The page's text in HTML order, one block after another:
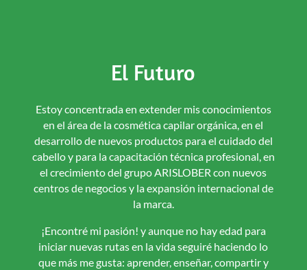
El Futuro
Estoy concentrada en extender mis conocimientos
en el área de la cosmética capilar orgánica, en el
desarrollo de nuevos productos para el cuidado del
cabello y para la capacitación técnica profesional, en
el crecimiento del grupo ARISLOBER con nuevos
centros de negocios y la expansión internacional de
la marca.
¡Encontré mi pasión! y aunque no hay edad para
iniciar nuevas rutas en la vida seguiré haciendo lo
que más me gusta: aprender, enseñar, compartir y